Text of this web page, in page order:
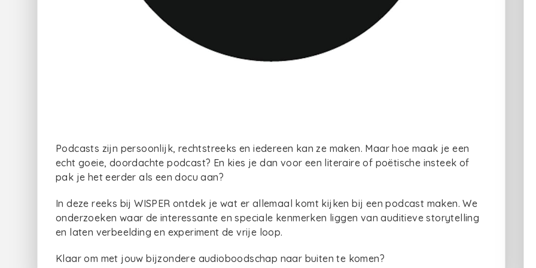
Podcasts zijn persoonlijk, rechtstreeks en iedereen kan ze maken. Maar hoe maak je een
echt goeie, doordachte podcast? En kies je dan voor een literaire of poëtische insteek of
pak je het eerder als een docu aan?
In deze reeks bij WISPER ontdek je wat er allemaal komt kijken bij een podcast maken. We
onderzoeken waar de interessante en speciale kenmerken liggen van auditieve storytelling
en laten verbeelding en experiment de vrije loop.
Klaar om met jouw bijzondere audioboodschap naar buiten te komen?